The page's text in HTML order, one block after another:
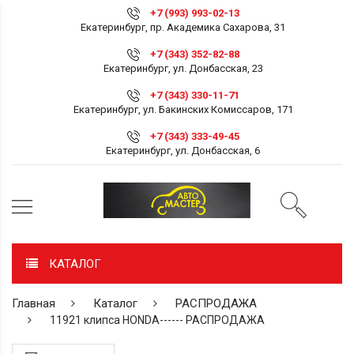
+7 (993) 993-02-13
Екатеринбург, пр. Академика Сахарова, 31
+7 (343) 352-82-88
Екатеринбург, ул. Донбасская, 23
+7 (343) 330-11-71
Екатеринбург, ул. Бакинских Комиссаров, 171
+7 (343) 333-49-45
Екатеринбург, ул. Донбасская, 6
КАТАЛОГ
Главная Каталог РАСПРОДАЖА
11921 клипса HONDA------ РАСПРОДАЖА